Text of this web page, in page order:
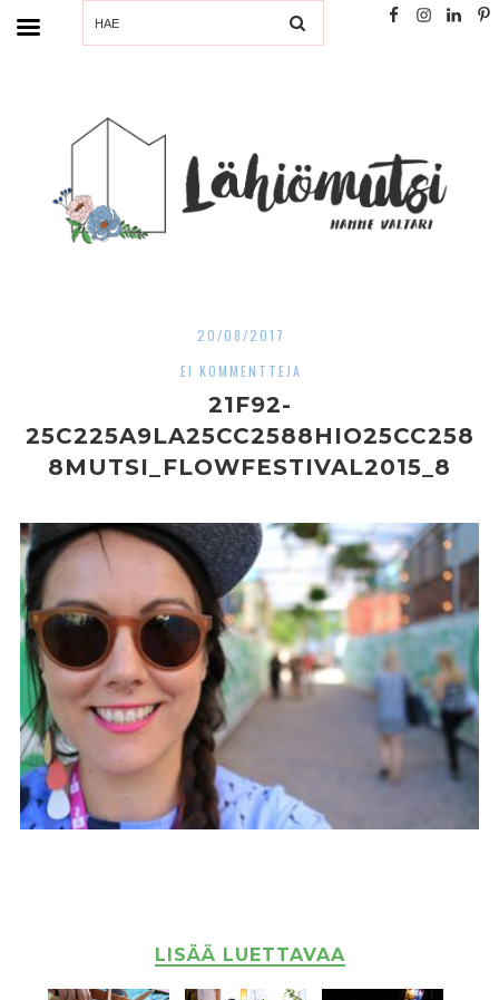
SEARCH
20/08/2017
EI KOMMENTTEJA
21F92-
25C225A9LA25CC2588HIO25CC258
8MUTSI_FLOWFESTIVAL2015_8
LISÄÄ LUETTAVAA